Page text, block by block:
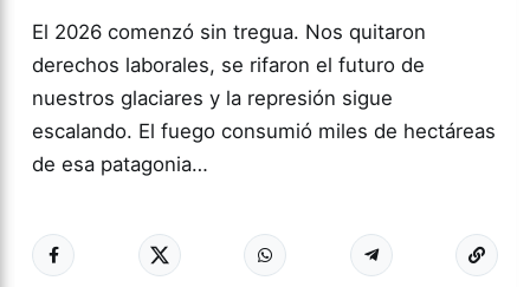
El 2026 comenzó sin tregua. Nos quitaron
derechos laborales, se rifaron el futuro de
nuestros glaciares y la represión sigue
escalando. El fuego consumió miles de hectáreas
de esa patagonia…
GÉNERO Y
DIVERSIDAD
Más